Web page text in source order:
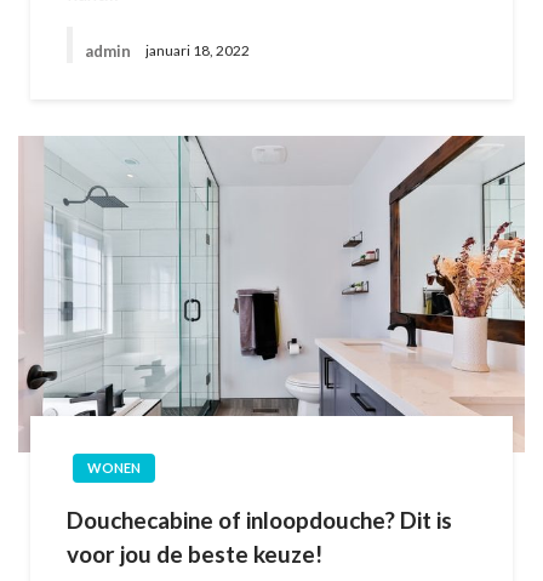
admin januari 18, 2022
WONEN
Douchecabine of inloopdouche? Dit is
voor jou de beste keuze!